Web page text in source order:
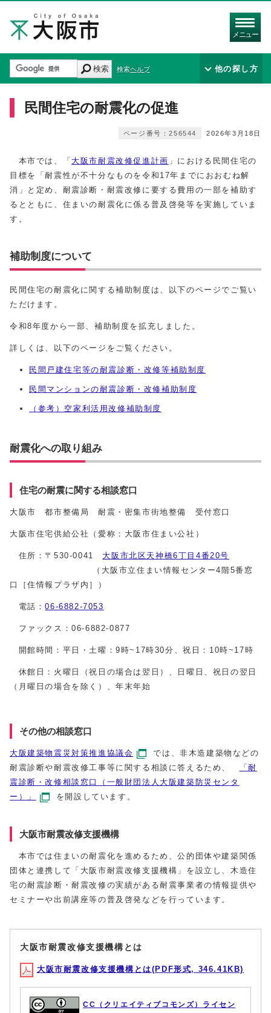
メニュー
検索 検索ヘルプ 他の探し方
民間住宅の耐震化の促進
2026年3月18日
ページ番号：256544
本市では、「 大阪市耐震改修促進計画 」における民間住宅の
目標を「耐震性が不十分なものを令和17年までにおおむね解
消」と定め、耐震診断・耐震改修に要する費用の一部を補助す
るとともに、住まいの耐震化に係る普及啓発等を実施していま
す。
補助制度について
民間住宅の耐震化に関する補助制度は、以下のページでご覧い
ただけます。
令和8年度から一部、補助制度を拡充しました。
詳しくは、以下のページをご覧ください。
民間戸建住宅等の耐震診断・改修等補助制度
民間マンションの耐震診断・改修補助制度
（参考）空家利活用改修補助制度
耐震化への取り組み
住宅の耐震に関する相談窓口
大阪市 都市整備局 耐震・密集市街地整備 受付窓口
大阪市住宅供給公社（愛称：大阪市住まい公社）
住所：〒530-0041 大阪市北区天神橋6丁目4番20号
（大阪市立住まい情報センター4階5番窓
口［住情報プラザ内］）
電話：06-6882-7053
ファックス：06-6882-0877
開館時間：平日・土曜：9時~17時30分、祝日：10時~17時
休館日：火曜日（祝日の場合は翌日）、日曜日、祝日の翌日
（月曜日の場合を除く）、年末年始
その他の相談窓口
大阪建築物震災対策推進協議会
では、非木造建築物などの
耐震診断や耐震改修工事等に関する相談に答えるため、
「耐
震診断・改修相談窓口（一般財団法人大阪建築防災センタ
ー）」
を開設しています。
大阪市耐震改修支援機構
本市では住まいの耐震化を進めるため、公的団体や建築関係
団体と連携して「大阪市耐震改修支援機構」を設立し、木造住
宅の耐震診断・耐震改修の実績がある耐震事業者の情報提供や
セミナーや出前講座等の普及啓発などを行っています。
大阪市耐震改修支援機構とは
大阪市耐震改修支援機構とは(PDF形式, 346.41KB)
CC（クリエイティブコモンズ）ライセン